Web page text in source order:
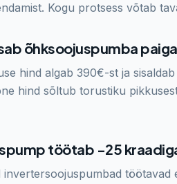
Kogu protsess võtab
õhksoojuspumba
hind algab 390€-st ja
hind sõltub torustiku
töötab -25
invertersoojuspumbad